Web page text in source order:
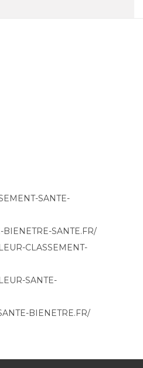
SANTE-
SANTE.FR/
CLASSEMENT-
SANTE-
BIENETRE.FR/